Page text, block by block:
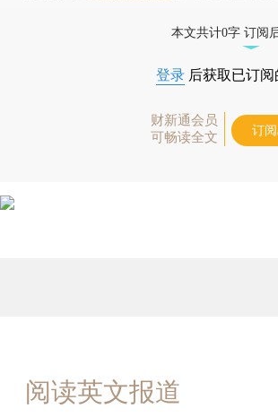
本文共计0字 订阅
登录 后获取已订
财新通会员
可畅读全文
订
阅读英文报道